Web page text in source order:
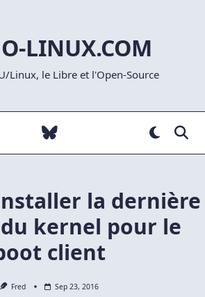
LINUX.COM
Linux, le Libre et l'Open-Source
la dernière
kernel pour le
client
Fred Sep 23, 2016